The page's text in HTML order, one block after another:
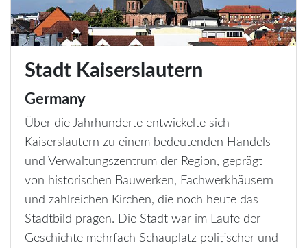
Stadt Kaiserslautern
Germany
Über die Jahrhunderte entwickelte sich
Kaiserslautern zu einem bedeutenden Handels-
und Verwaltungszentrum der Region, geprägt
von historischen Bauwerken, Fachwerkhäusern
und zahlreichen Kirchen, die noch heute das
Stadtbild prägen. Die Stadt war im Laufe der
Geschichte mehrfach Schauplatz politischer und